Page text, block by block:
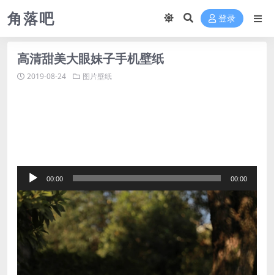
角落吧 登录
高清甜美大眼妹子手机壁纸
2019-08-24 图片壁纸
频
播
00:00 00:00